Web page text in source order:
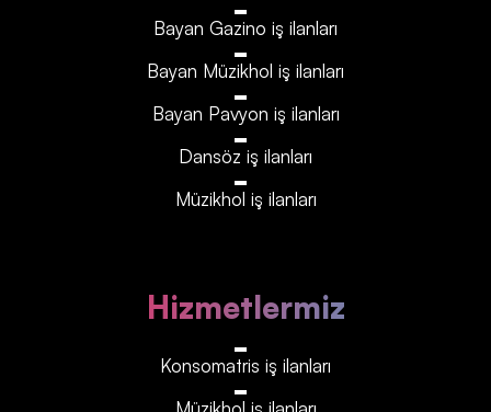
Bayan Gazino iş ilanları
Bayan Müzikhol iş ilanları
Bayan Pavyon iş ilanları
Dansöz iş ilanları
Müzikhol iş ilanları
Hizmetlermiz
Konsomatris iş ilanları